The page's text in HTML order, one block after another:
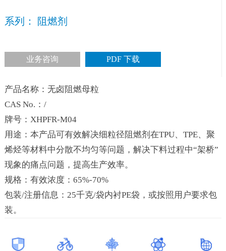
系列： 阻燃剂
业务咨询 PDF 下载
产品名称：无卤阻燃母粒
CAS No.：/
牌号：XHPFR-M04
用途：本产品可有效解决细粒径阻燃剂在TPU、TPE、聚
烯烃等材料中分散不均匀等问题，解决下料过程中“架桥”
现象的痛点问题，提高生产效率。
规格：有效浓度：65%-70%
包装/注册信息：25千克/袋内衬PE袋，或按照用户要求包
装。